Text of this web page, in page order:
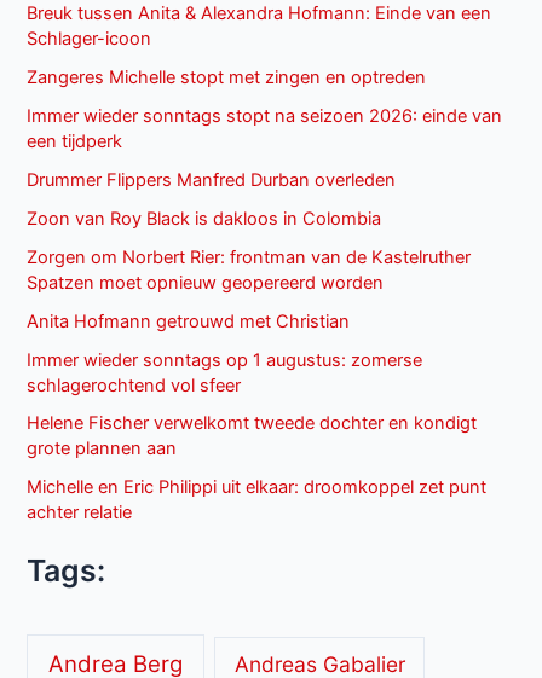
Breuk tussen Anita & Alexandra Hofmann: Einde van een
Schlager-icoon
Zangeres Michelle stopt met zingen en optreden
Immer wieder sonntags stopt na seizoen 2026: einde van
een tijdperk
Drummer Flippers Manfred Durban overleden
Zoon van Roy Black is dakloos in Colombia
Zorgen om Norbert Rier: frontman van de Kastelruther
Spatzen moet opnieuw geopereerd worden
Anita Hofmann getrouwd met Christian
Immer wieder sonntags op 1 augustus: zomerse
schlagerochtend vol sfeer
Helene Fischer verwelkomt tweede dochter en kondigt
grote plannen aan
Michelle en Eric Philippi uit elkaar: droomkoppel zet punt
achter relatie
Tags:
Andrea Berg Andreas Gabalier